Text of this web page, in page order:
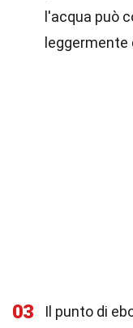
l'acqua può
leggermente
03
Il punto di